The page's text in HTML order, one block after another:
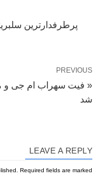
پرطرفدارترین
PREVIOUS
« فیت سهراب ام جی و
شد
LEAVE A REPLY
Required fields are marked